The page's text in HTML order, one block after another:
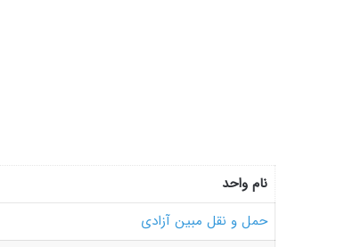
نام واحد
حمل و نقل مبین آزادی